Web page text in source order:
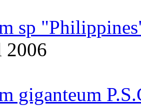
sp
2006
giganteum